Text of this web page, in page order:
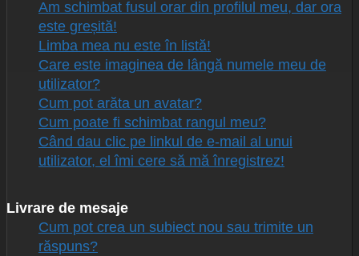
Am schimbat fusul orar din profilul meu, dar ora
este greșită!
Limba mea nu este în listă!
Care este imaginea de lângă numele meu de
utilizator?
Cum pot arăta un avatar?
Cum poate fi schimbat rangul meu?
Când dau clic pe linkul de e-mail al unui
utilizator, el îmi cere să mă înregistrez!
Livrare de mesaje
Cum pot crea un subiect nou sau trimite un
răspuns?